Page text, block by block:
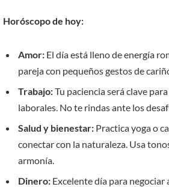
Horóscopo de hoy:
Amor: El día está lleno de energía
pareja con pequeños gestos de
Trabajo:Tu paciencia será clave
laborales. No te rindas ante los
Salud y bienestar: Practica yoga o
conectar con la naturaleza. Usa
armonía.
Dinero: Excelente día para